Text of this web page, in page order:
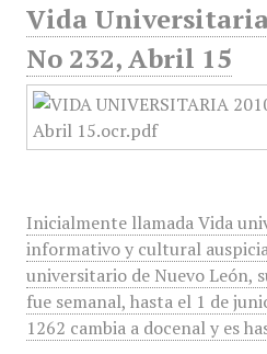
Vida
No 232, Abril 15
Inicialmente llamada Vida
informativo y cultural
universitario de Nuevo León,
fue semanal, hasta el 1 de
1262 cambia a docenal y es